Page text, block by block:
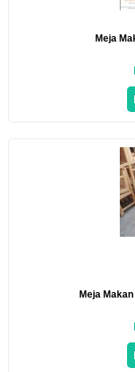
Meja
Meja